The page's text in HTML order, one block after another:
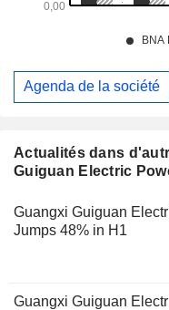
Actualités dans
Guiguan Electric
Guangxi Guiguan
Jumps 48% in H1
Guangxi Guiguan
Agenda de la société